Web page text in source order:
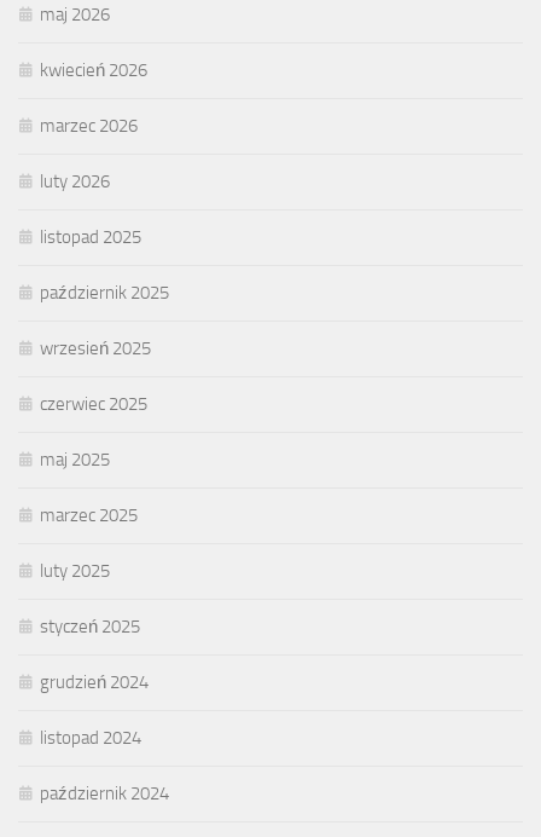
maj 2026
kwiecień 2026
marzec 2026
luty 2026
listopad 2025
październik 2025
wrzesień 2025
czerwiec 2025
maj 2025
marzec 2025
luty 2025
styczeń 2025
grudzień 2024
listopad 2024
październik 2024